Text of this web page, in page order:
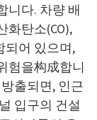
니다. 차량 배
화탄소(CO),
되어 있으며,
험을构成합니
출되면, 인근
입구의 건설